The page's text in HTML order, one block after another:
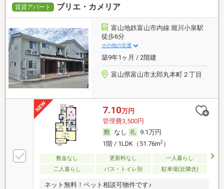
賃貸アパート ブリエ・カメリア
富山地鉄富山市内線 堀川小泉駅
徒歩6分
その他の交通
築9年1ヶ月 / 2階建
富山県富山市太郎丸本町２丁目
7.10万円
管理費3,500円
なし
9.1万円
1階 / 1LDK（51.76m2）
敷金なし 更新料なし
一人暮らし
二人暮らし
バス・トイレ別 駐車場(近隣含)
ネット無料！ペット相談可物件です♪